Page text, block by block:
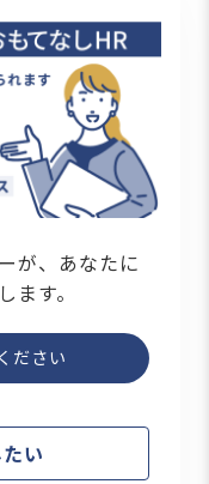
が、あなたに
ます。
ださい
い